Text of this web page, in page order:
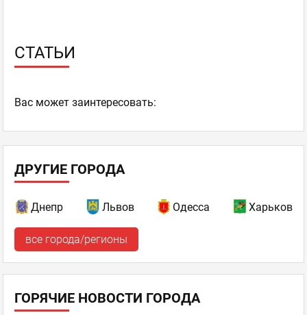
СТАТЬИ
Ваc может заинтересовать:
ДРУГИЕ ГОРОДА
Днепр Львов Одесса Харьков
все города/регионы
ГОРЯЧИЕ НОВОСТИ ГОРОДА